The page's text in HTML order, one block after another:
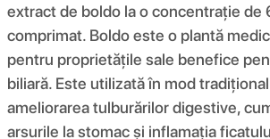
extract de boldo la o concentrație de
comprimat. Boldo este o plantă
pentru proprietățile sale benefice
biliară. Este utilizată în mod
ameliorarea tulburărilor digestive,
arsurile la stomac și inflamația